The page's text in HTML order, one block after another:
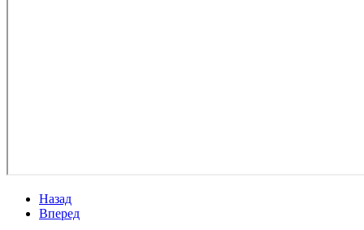
Назад
Вперед